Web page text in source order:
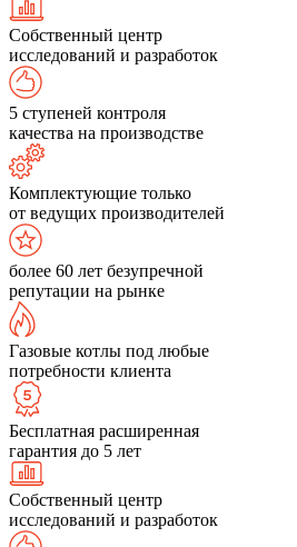
Собственный центр
исследований и разработок
5 ступеней контроля
качества на производстве
Комплектующие только
от ведущих производителей
более 60 лет безупречной
репутации на рынке
Газовые котлы под любые
потребности клиента
Бесплатная расширенная
гарантия до 5 лет
Собственный центр
исследований и разработок